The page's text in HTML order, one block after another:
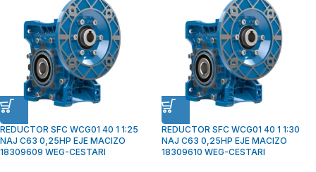
REDUCTOR SFC WCG01 40 1 1:25
NAJ C63 0,25HP EJE MACIZO
18309609 WEG-CESTARI
REDUCTOR SFC WCG01 40 1 1:30
NAJ C63 0,25HP EJE MACIZO
18309610 WEG-CESTARI